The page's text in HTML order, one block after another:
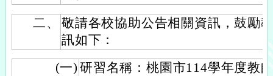
二、
敬請各校協助公告相關資訊，鼓勵
訊如下：
(一) 研習名稱：桃園市114學年度教